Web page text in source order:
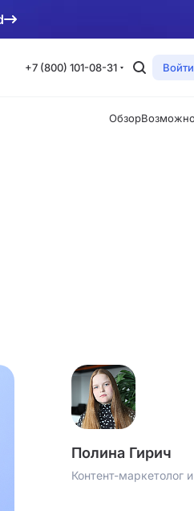
+7 (800) 101-08-31 Войти
Обзор
Полина Гирич
Контент-маркетолог